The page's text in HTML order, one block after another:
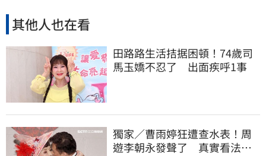
其他人也在看
田路路生活拮据困頓！74歲司
馬玉嬌不忍了 出面疾呼1事
獨家／曹雨婷狂遭查水表！周
遊李朝永發聲了 真實看法曝